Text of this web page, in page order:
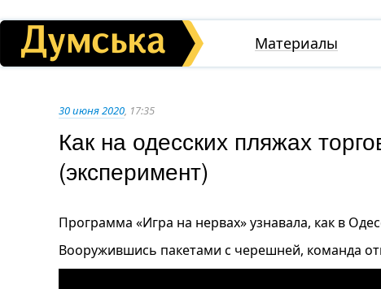
Материалы
30 июня 2020, 17:35
Как на одесских пляжах
(эксперимент)
Программа «Игра на нервах» узнавала, как в
Вооружившись пакетами с черешней, команда